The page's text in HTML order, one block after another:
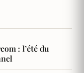
: l’été du